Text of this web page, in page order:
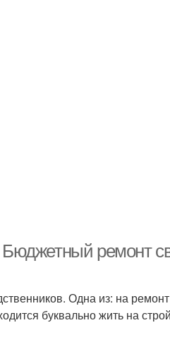
Бюджетный ремонт
Одна из: на
буквально жить на